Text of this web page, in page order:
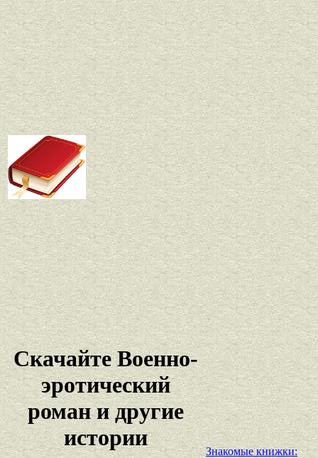
Скачайте Военно-
эротический
роман и другие
истории
Знакомые книжки: